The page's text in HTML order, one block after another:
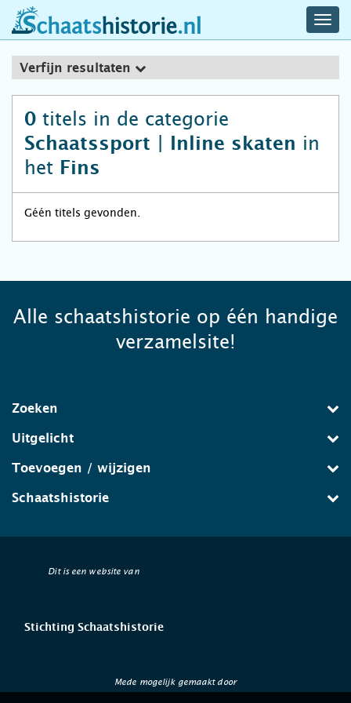
schaatshistorie.nl
Verfijn resultaten
0 titels in de categorie
Schaatssport | Inline skaten in
het Fins
Géén titels gevonden.
Alle schaatshistorie op één handige
verzamelsite!
Zoeken
Uitgelicht
Toevoegen / wijzigen
Schaatshistorie
Dit is een website van
Stichting Schaatshistorie
Mede mogelijk gemaakt door